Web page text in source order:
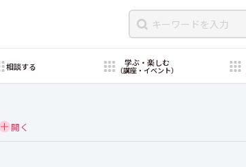
相談する 学ぶ・楽しむ
（講座・イベント）